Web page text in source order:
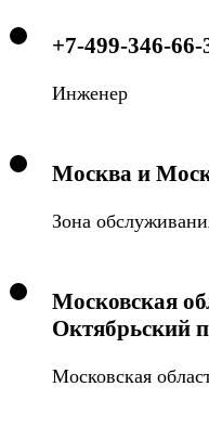
+7-499-346-66-
Инженер
Москва и
Зона
Московская
Октябрьский
Московская